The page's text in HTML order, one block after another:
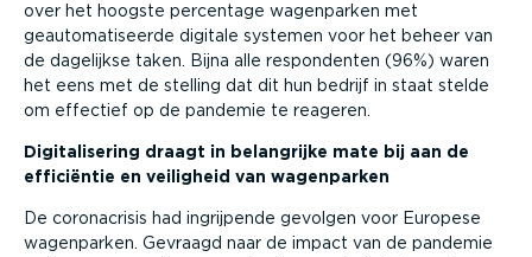
over het hoogste percentage wagenparken met
geautomatiseerde digitale systemen voor het beheer van
de dagelijkse taken. Bijna alle respondenten (96%) waren
het eens met de stelling dat dit hun bedrijf in staat stelde
om effectief op de pandemie te reageren.
Digitalisering draagt in belangrijke mate bij aan de
efficiëntie en veiligheid van wagenparken
De coronacrisis had ingrijpende gevolgen voor Europese
wagenparken. Gevraagd naar de impact van de pandemie